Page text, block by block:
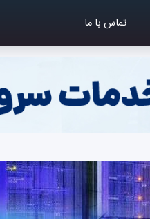
تماس با ما